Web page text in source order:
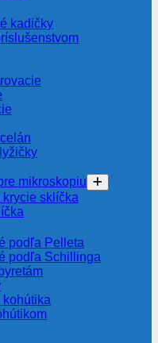
kadičky
mikroskopiu
krycie sklíčka
podľa Pelleta
podľa Schillinga
kohútika